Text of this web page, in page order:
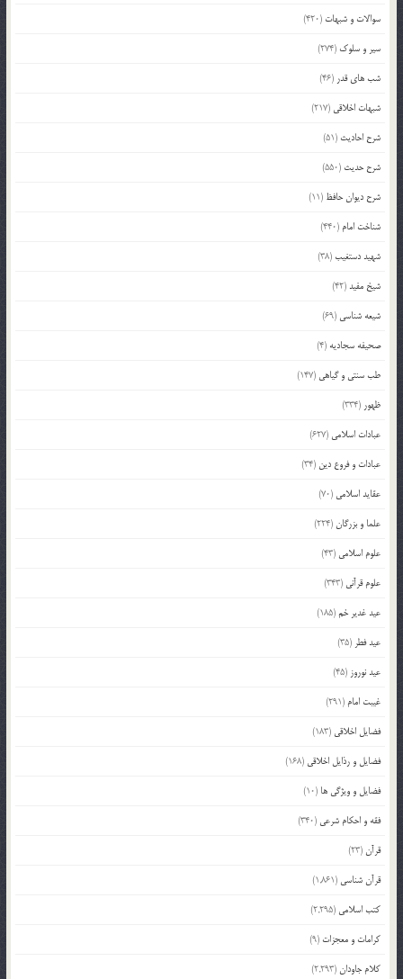
سوالات و شبهات (420)
سیر و سلوک (274)
شب های قدر (46)
شبهات اخلاقی (217)
شرح احادیث (51)
شرح حدیث (550)
شرح دیوان حافظ (11)
شناخت امام (440)
شهید دستغیب(38)
شیخ مفید(42)
شیعه شناسی (69)
صحیفه سجادیه (4)
طب سنتی و گیاهی (147)
ظهور (334)
عبادات اسلامی (627)
عبادات و فروع دین (34)
عقاید اسلامی (70)
علما و بزرگان(224)
علوم اسلامی (43)
علوم قرآنی (343)
عید غدیر خم(185)
عید فطر (35)
عید نوروز (45)
غیبت امام (291)
فضایل اخلاقی (183)
فضایل و رذایل اخلاقی (168)
فضایل و ویژگی ها (10)
فقه و احکام شرعی (340)
قرآن(23)
قرآن شناسی (1,861)
کتب اسلامی (2,295)
کرامات و معجزات (9)
کلام جاودان(2,293)